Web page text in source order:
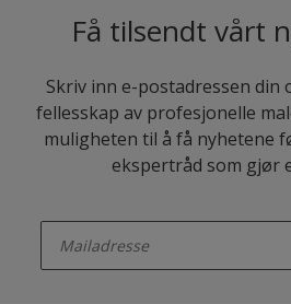
Få tilsendt vårt
Skriv inn e-postadressen din
fellesskap av profesjonelle
muligheten til å få nyhetene
ekspertråd som gjør